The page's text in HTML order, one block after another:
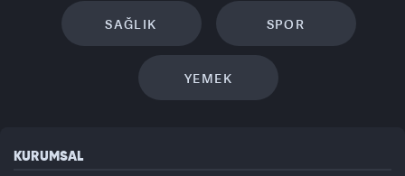
SAĞLIK SPOR
YEMEK
KURUMSAL